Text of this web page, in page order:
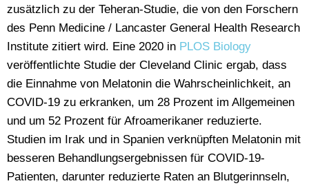
zusätzlich zu der Teheran-Studie, die von den Forschern
des Penn Medicine / Lancaster General Health Research
Institute zitiert wird. Eine 2020 in PLOS Biology
veröffentlichte Studie der Cleveland Clinic ergab, dass
die Einnahme von Melatonin die Wahrscheinlichkeit, an
COVID-19 zu erkranken, um 28 Prozent im Allgemeinen
und um 52 Prozent für Afroamerikaner reduzierte.
Studien im Irak und in Spanien verknüpften Melatonin mit
besseren Behandlungsergebnissen für COVID-19-
Patienten, darunter reduzierte Raten an Blutgerinnseln,